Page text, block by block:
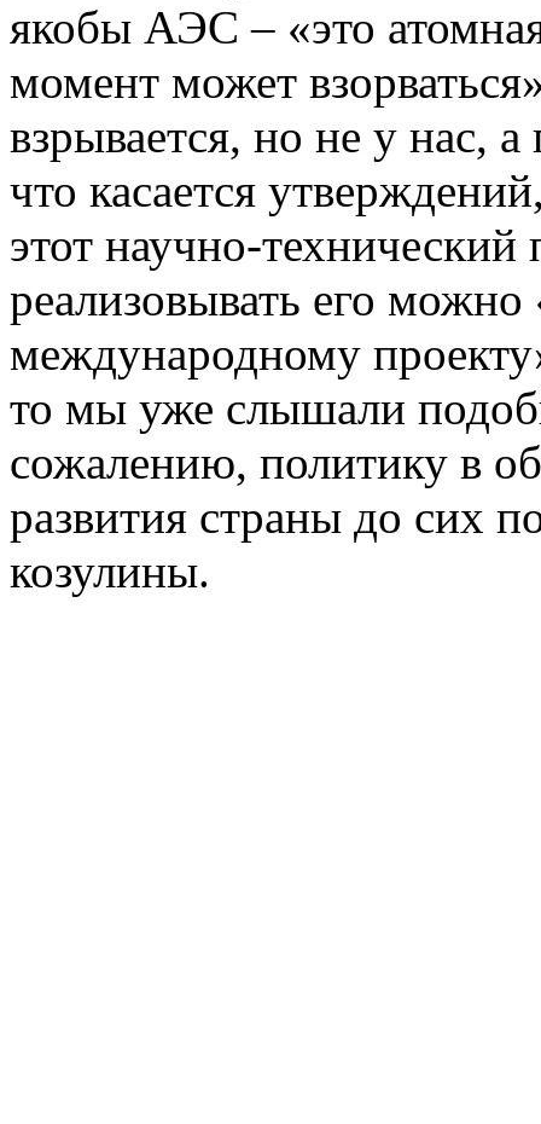
якобы АЭС – «это
момент может
взрывается, но не у нас,
что касается
этот научно-
реализовывать его
международному
то мы уже слышали
сожалению, политику в
развития страны до сих
козулины.